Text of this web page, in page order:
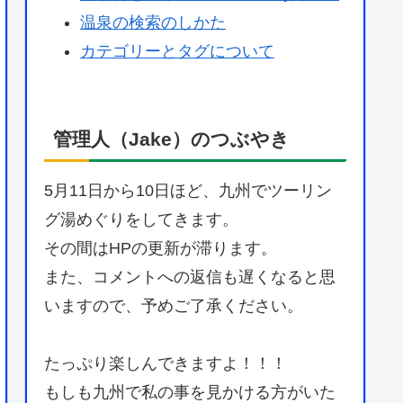
温泉の検索のしかた
カテゴリーとタグについて
管理人（Jake）のつぶやき
5月11日から10日ほど、九州でツーリン
グ湯めぐりをしてきます。
その間はHPの更新が滞ります。
また、コメントへの返信も遅くなると思
いますので、予めご了承ください。
たっぷり楽しんできますよ！！！
もしも九州で私の事を見かける方がいた